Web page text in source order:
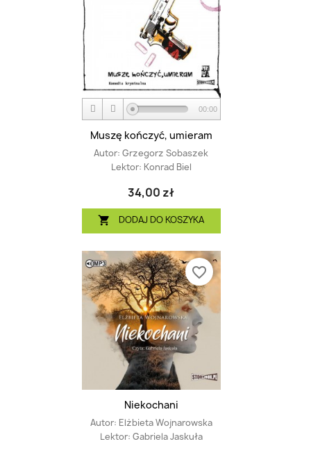
00:00
Muszę kończyć, umieram
Autor: Grzegorz Sobaszek
Lektor: Konrad Biel
34,00 zł
 DODAJ DO KOSZYKA
Niekochani
Autor: Elżbieta Wojnarowska
Lektor: Gabriela Jaskuła
favorite_border